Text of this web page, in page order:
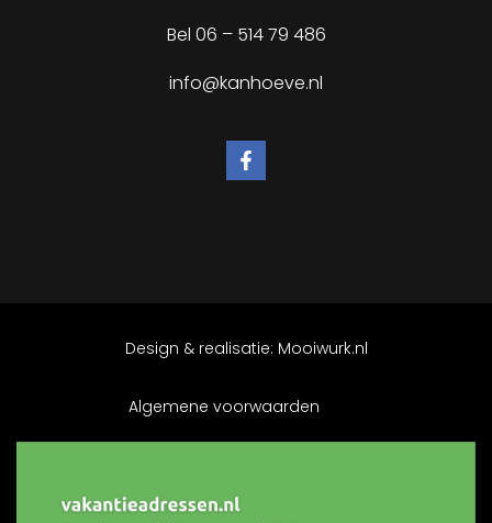
Bel 06 – 514 79 486
info@kanhoeve.nl
Design & realisatie: Mooiwurk.nl
Algemene voorwaarden